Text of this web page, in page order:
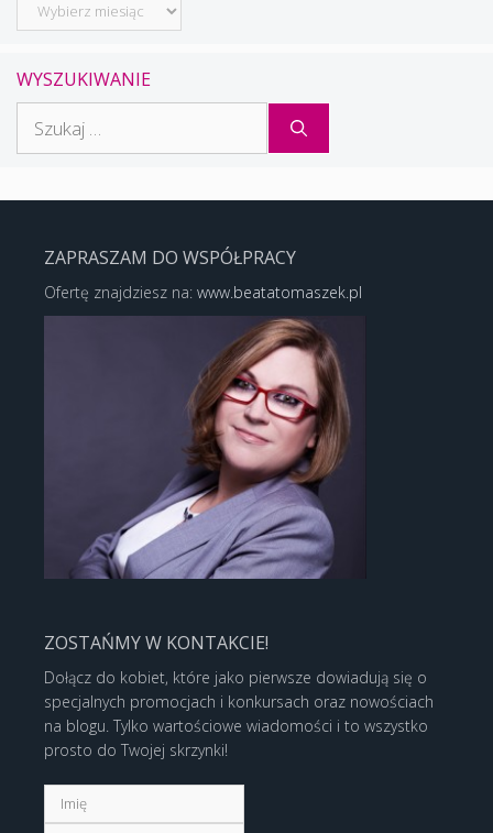
WYSZUKIWANIE
ZAPRASZAM DO WSPÓŁPRACY
Ofertę znajdziesz na: www.beatatomaszek.pl
ZOSTAŃMY W KONTAKCIE!
Dołącz do kobiet, które jako pierwsze dowiadują się o
specjalnych promocjach i konkursach oraz nowościach
na blogu. Tylko wartościowe wiadomości i to wszystko
prosto do Twojej skrzynki!